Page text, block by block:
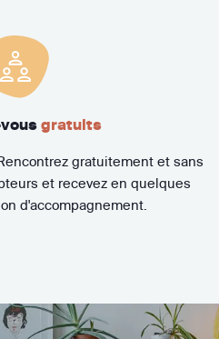
gratuits
gratuitement et sans
et recevez en quelques
d'accompagnement.